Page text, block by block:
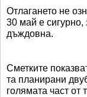
Отлагането не
30 май е сигурно,
дъждовна.
Сметките
та планирани
голямата част от